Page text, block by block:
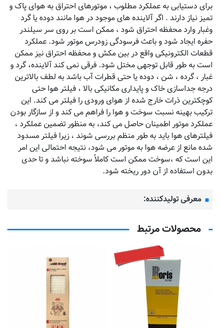
برای دستیابی به عملکرد مطلوب ، موتورهای احتراق به هوای پاک و
تمیز نیاز دارند . اگر آلاینده های موجود در هوا مانند دوده یا گرد
وغبار وارد محفظه احتراق شود ، ممکن است بر روی سر سیلندر
حفره ایجاد شود و باعث فرسودگی زودرس موتور شود. عملکرد
قطعات الکترونیکی واقع در بین مکش و محفظه احتراق نیز ممکن
است به طور قابل توجهی مختل شود. فرقی نمی کند آلاینده، گرد و
غبار ، گرده ، شن ، دوده یا حتی قطرات آب باشد به لطف بالاترین
درجه جداسازی خاک و پایداری مکانیکی بالا ، فیلتر هوا حتی
کوچکترین ذرات خارج شده از هوای ورودی را فیلتر می کند. این
ترکیب بهینه نسبت سوخت و هوا را فراهم می کند و از سازگار بودن
عملکرد موتور اطمینان حاصل می کند، به منظور تضمین عملکرد ،
فیلترهای هوا باید به طور منظم بررسی شوند ، زیرا فیلتر مسدود
شده مانع از عرضه هوا به موتور می شود، نتیجه احتمالی این امر
این است که ،سوخت ممکن است کاملاً سوخته نباشد و تا حدی
بدون استفاده از آن دور ریخته شود.
معرفی تولیدکننده:
محصولات مرتبط
تماس بگیرید